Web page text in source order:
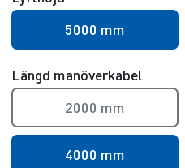
5000 mm
Längd manöverkabel
2000 mm
4000 mm